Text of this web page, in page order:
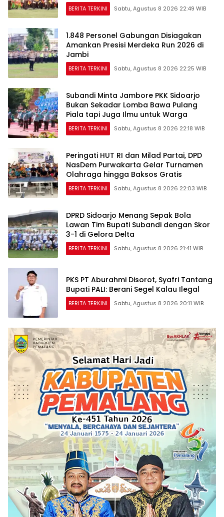
BERITA TERKINI Sabtu, Agustus 8 2026 22:49 WIB
1.848 Personel Gabungan Disiagakan
Amankan Presisi Merdeka Run 2026 di
Jambi
BERITA TERKINI Sabtu, Agustus 8 2026 22:25 WIB
Subandi Minta Jambore PKK Sidoarjo
Bukan Sekadar Lomba Bawa Pulang
Piala tapi Juga Ilmu untuk Warga
BERITA TERKINI Sabtu, Agustus 8 2026 22:18 WIB
Peringati HUT RI dan Milad Partai, DPD
NasDem Purwakarta Gelar Turnamen
Olahraga hingga Baksos Gratis
BERITA TERKINI Sabtu, Agustus 8 2026 22:03 WIB
DPRD Sidoarjo Menang Sepak Bola
Lawan Tim Bupati Subandi dengan Skor
3-1 di Gelora Delta
BERITA TERKINI Sabtu, Agustus 8 2026 21:41 WIB
PKS PT Aburahmi Disorot, Syafri Tantang
Bupati PALI: Berani Segel Kalau Ilegal
BERITA TERKINI Sabtu, Agustus 8 2026 20:11 WIB